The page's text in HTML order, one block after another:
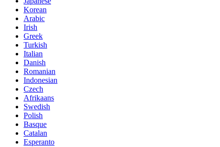
Korean
Arabic
Irish
Greek
Turkish
Italian
Danish
Romanian
Indonesian
Czech
Afrikaans
Swedish
Polish
Basque
Catalan
Esperanto